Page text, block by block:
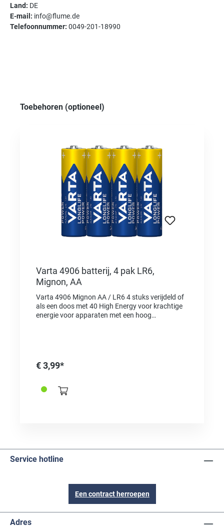
Land: DE
E-mail: info@flume.de
Telefoonnummer: 0049-201-18990
Productgalerij overslaan
Toebehoren (optioneel)
Varta 4906 batterij, 4 pak LR6,
Mignon, AA
Varta 4906 Mignon AA / LR6 4 stuks verijdeld of
als een doos met 40 High Energy voor krachtige
energie voor apparaten met een hoog
€ 3,99*
Service hotline
Een contract herroepen
Adres